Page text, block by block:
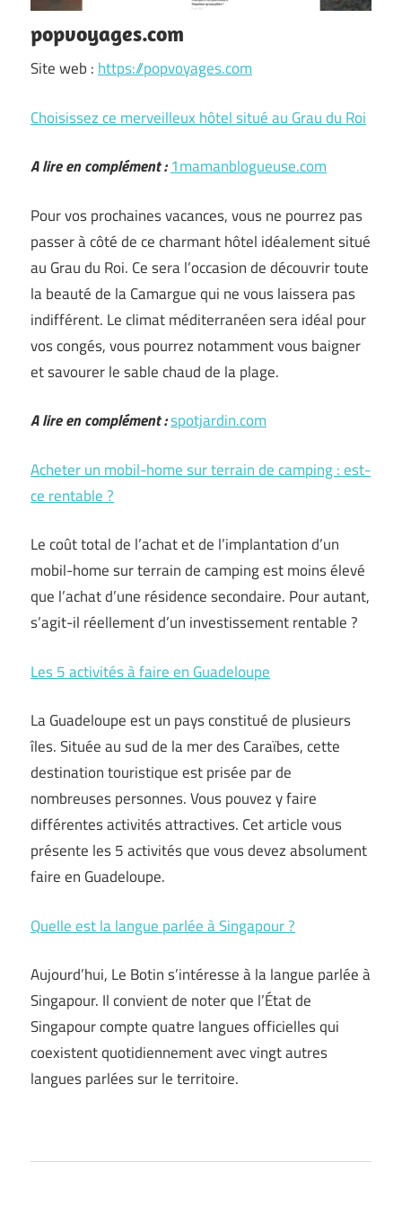
popvoyages.com
Site web :https://popvoyages.com
Choisissez ce merveilleux hôtel situé au Grau du Roi
A lire en complément :1mamanblogueuse.com
Pour vos prochaines vacances, vous ne pourrez pas
passer à côté de ce charmant hôtel idéalement situé
au Grau du Roi. Ce sera l’occasion de découvrir toute
la beauté de la Camargue qui ne vous laissera pas
indifférent. Le climat méditerranéen sera idéal pour
vos congés, vous pourrez notamment vous baigner
et savourer le sable chaud de la plage.
A lire en complément :spotjardin.com
Acheter un mobil-home sur terrain de camping : est-
ce rentable ?
Le coût total de l’achat et de l’implantation d’un
mobil-home sur terrain de camping est moins élevé
que l’achat d’une résidence secondaire. Pour autant,
s’agit-il réellement d’un investissement rentable ?
Les 5 activités à faire en Guadeloupe
La Guadeloupe est un pays constitué de plusieurs
îles. Située au sud de la mer des Caraïbes, cette
destination touristique est prisée par de
nombreuses personnes. Vous pouvez y faire
différentes activités attractives. Cet article vous
présente les 5 activités que vous devez absolument
faire en Guadeloupe.
Quelle est la langue parlée à Singapour ?
Aujourd’hui, Le Botin s’intéresse à la langue parlée à
Singapour. Il convient de noter que l’État de
Singapour compte quatre langues officielles qui
coexistent quotidiennement avec vingt autres
langues parlées sur le territoire.